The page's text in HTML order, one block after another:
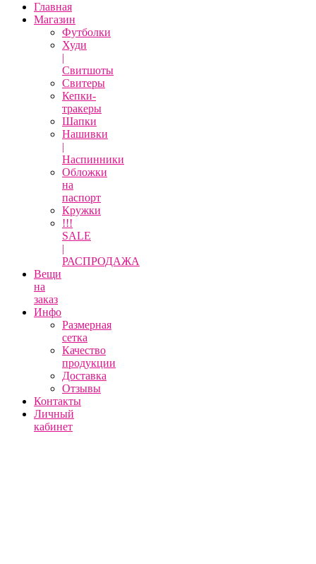
Главная
Магазин
Футболки
Худи
|
Свитшоты
Свитеры
Кепки-
тракеры
Шапки
Нашивки
|
Наспинники
Обложки
на
паспорт
Кружки
!!!
SALE
|
РАСПРОДАЖА
Вещи
на
заказ
Инфо
Размерная
сетка
Качество
продукции
Доставка
Отзывы
Контакты
Личный
кабинет